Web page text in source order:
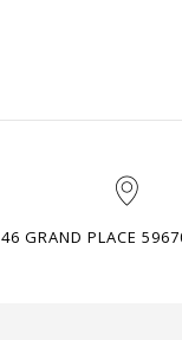
46 GRAND PLACE